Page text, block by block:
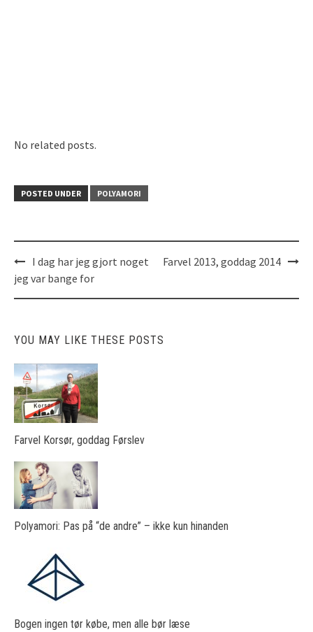
No related posts.
POSTED UNDER POLYAMORI
Post
navigation
I dag har jeg gjort noget
jeg var bange for
Farvel 2013, goddag 2014
YOU MAY LIKE THESE POSTS
Farvel Korsør, goddag Førslev
Polyamori: Pas på “de andre” – ikke kun hinanden
Bogen ingen tør købe, men alle bør læse